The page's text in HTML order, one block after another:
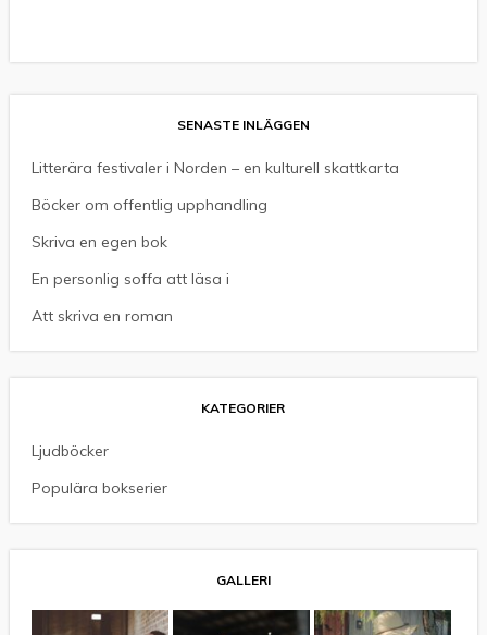
SENASTE INLÄGGEN
Litterära festivaler i Norden – en kulturell skattkarta
Böcker om offentlig upphandling
Skriva en egen bok
En personlig soffa att läsa i
Att skriva en roman
KATEGORIER
Ljudböcker
Populära bokserier
GALLERI